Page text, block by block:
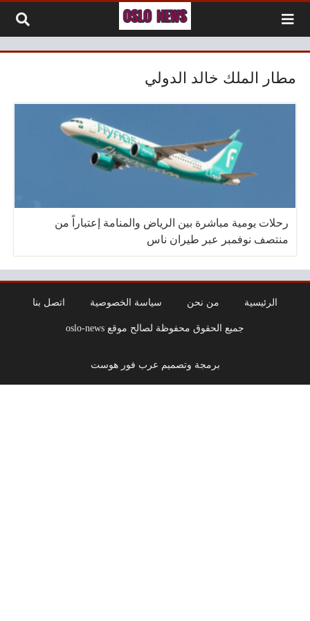
مطار الملك خالد الدولي
رحلات يومية مباشرة بين الرياض والمنامة إعتباراً من
منتصف نوفمبر عبر طيران ناس
الرئيسية من نحن سياسة الخصوصية اتصل بنا
جميع الحقوق محفوظة لصالح موقع oslo-news
برمجة وتصميم عرب فور هوست